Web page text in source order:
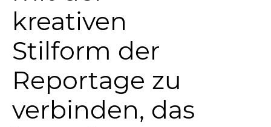
kreativen
Stilform der
Reportage zu
verbinden, das